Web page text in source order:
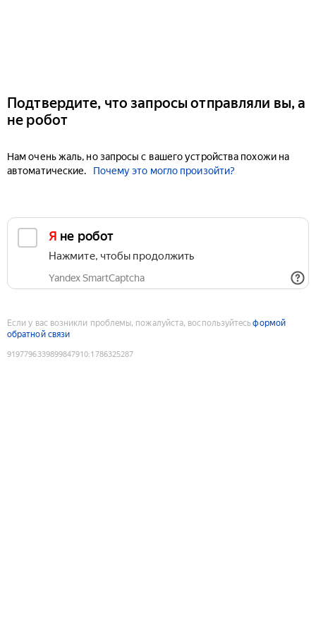
Подтвердите, что запросы отправляли вы, а
не робот
Нам очень жаль, но запросы с вашего устройства похожи на
автоматические.
Почему это могло произойти?
Я не робот
Нажмите, чтобы продолжить
Yandex SmartCaptcha
Если у вас возникли проблемы, пожалуйста, воспользуйтесьформой
обратной связи
9197796339899847910:1786325287